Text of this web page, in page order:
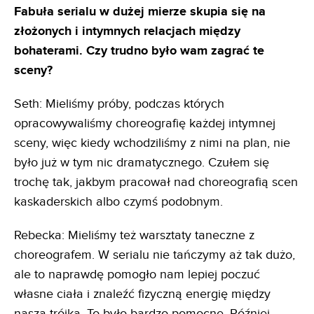
Fabuła serialu w dużej mierze skupia się na
złożonych i intymnych relacjach między
bohaterami. Czy trudno było wam zagrać te
sceny?
Seth: Mieliśmy próby, podczas których
opracowywaliśmy choreografię każdej intymnej
sceny, więc kiedy wchodziliśmy z nimi na plan, nie
było już w tym nic dramatycznego. Czułem się
trochę tak, jakbym pracował nad choreografią scen
kaskaderskich albo czymś podobnym.
Rebecka: Mieliśmy też warsztaty taneczne z
choreografem. W serialu nie tańczymy aż tak dużo,
ale to naprawdę pomogło nam lepiej poczuć
własne ciała i znaleźć fizyczną energię między